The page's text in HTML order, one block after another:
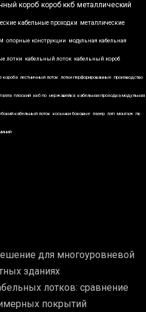
короб короб ккб металлический
кабельные проходки металлические
опорные конструкции модульная кабельная
лотки кабельный лоток кабельный короб
короба лестничный лоток лотки перфорированные производство
плоский ккб по нержавейка кабельная проходка модульная
кабельный лоток косынки боковые лазер лэп монтаж пк
для многоуровневой
зданиях
лотков: сравнение
покрытий